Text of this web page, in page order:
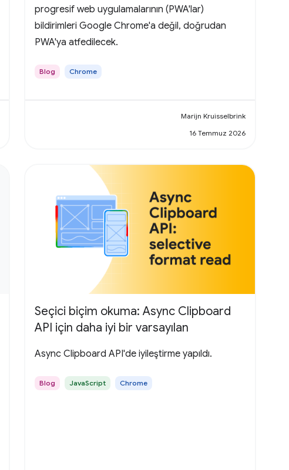
progresif web uygulamalarının (PWA'lar)
bildirimleri Google Chrome'a değil, doğrudan
PWA'ya atfedilecek.
Blog Chrome
Marijn Kruisselbrink
16 Temmuz 2026
Seçici biçim okuma: Async Clipboard
API için daha iyi bir varsayılan
Async Clipboard API'de iyileştirme yapıldı.
Blog JavaScript Chrome